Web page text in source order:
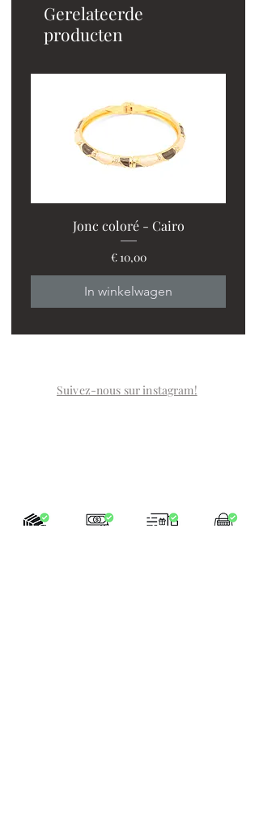
Gerelateerde
producten
Jonc coloré - Cairo
Prijs
€ 10,00
In winkelwagen
Suivez-nous sur instagram!